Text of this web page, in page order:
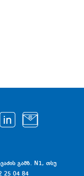
გამზ. N1, თსუ
25 04 84